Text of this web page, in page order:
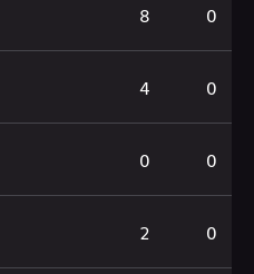
8 0
4 0
0 0
2 0